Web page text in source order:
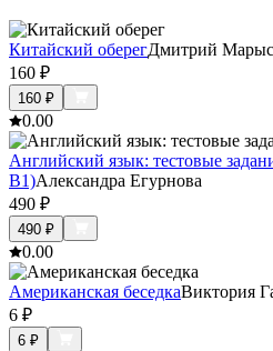
Китайский оберегДмитрий
160 ₽
160 ₽
0.00
Английский язык: тестовые
В1)Александра Егурнова
490 ₽
490 ₽
0.00
Американская беседкаВиктория
6 ₽
6 ₽